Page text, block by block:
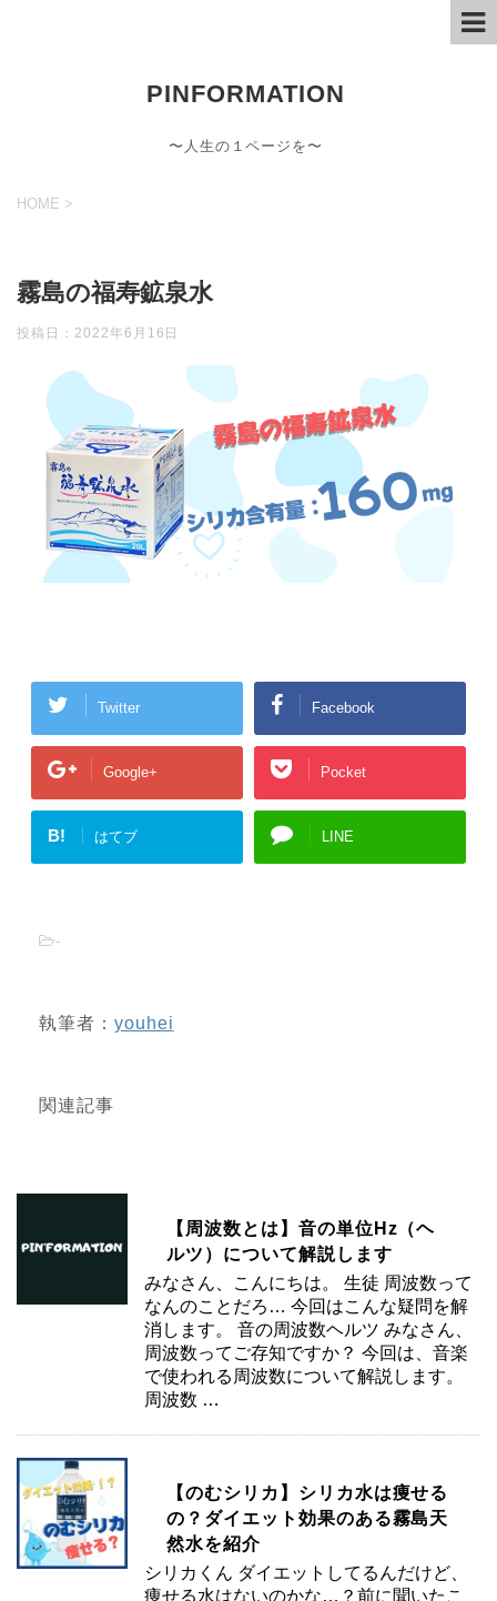
PINFORMATION
〜人生の１ページを〜
HOME >
霧島の福寿鉱泉水
投稿日： 2022年6月16日
Twitter Facebook
Google+ Pocket
B! はてブ LINE
-
執筆者： youhei
関連記事
【周波数とは】音の単位Hz（ヘ
ルツ）について解説します
みなさん、こんにちは。 生徒 周波数って
なんのことだろ… 今回はこんな疑問を解
消します。 音の周波数ヘルツ みなさん、
周波数ってご存知ですか？ 今回は、音楽
で使われる周波数について解説します。
周波数 …
【のむシリカ】シリカ水は痩せる
の？ダイエット効果のある霧島天
然水を紹介
シリカくん ダイエットしてるんだけど、
痩せる水はないのかな…？前に聞いたこ